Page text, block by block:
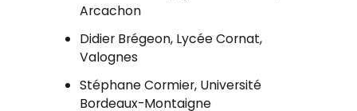
Arcachon
Didier Brégeon, Lycée Cornat,
Valognes
Stéphane Cormier, Université
Bordeaux-Montaigne